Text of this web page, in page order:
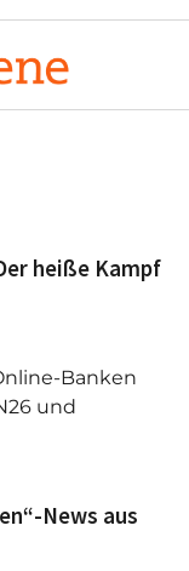
heiße Kampf
Banken
und
News aus